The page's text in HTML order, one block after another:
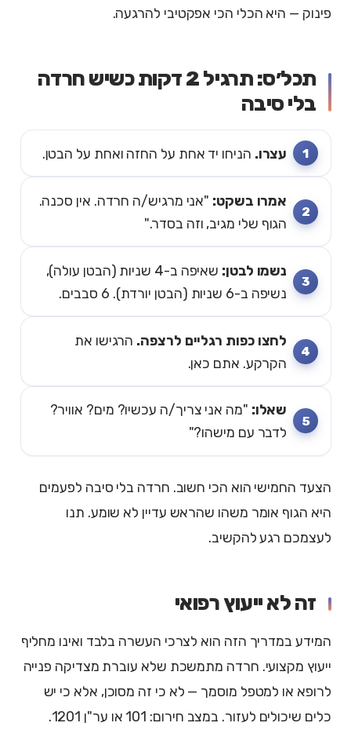
פינוק — היא הכלי הכי אפקטיבי להרגעה.
תכל׳ס: תרגיל 2 דקות כשיש חרדה
בלי סיבה
עצרו. הניחו יד אחת על החזה ואחת על הבטן.
אמרו בשקט: "אני מרגיש/ה חרדה. אין סכנה.
הגוף שלי מגיב, וזה בסדר."
נשמו לבטן:
שאיפה ב-4 שניות (הבטן עולה),
נשיפה ב-6 שניות (הבטן יורדת). 6 סבבים.
לחצו כפות רגליים לרצפה. הרגישו את
הקרקע. אתם כאן.
שאלו: "מה אני צריך/ה עכשיו? מים? אוויר?
לדבר עם מישהו?"
הצעד החמישי הוא הכי חשוב. חרדה בלי סיבה לפעמים
היא הגוף אומר משהו שהראש עדיין לא שומע. תנו
לעצמכם רגע להקשיב.
זה לא ייעוץ רפואי
המידע במדריך הזה הוא לצרכי העשרה בלבד ואינו מחליף
ייעוץ מקצועי. חרדה מתמשכת שלא עוברת מצדיקה פנייה
לרופא או למטפל מוסמך — לא כי זה מסוכן, אלא כי יש
כלים שיכולים לעזור. במצב חירום: 101 או ער"ן 1201.